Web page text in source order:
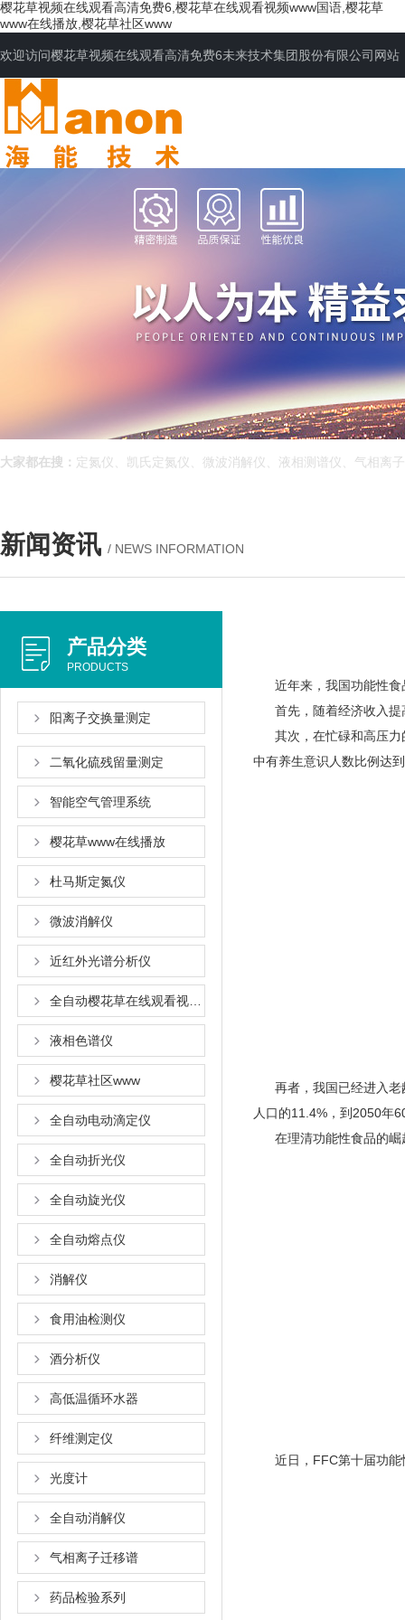
樱花草视频在线观看高清免费6,樱花草在线观看视频www国语,樱花草
www在线播放,樱花草社区www
欢迎访问樱花草视频在线观看高清免费6未来技术集团股份有限公司网站
网站首页
大家都在搜： 定氮仪、凯氏定氮仪、微波消解仪、液相测谱仪、气相
新闻资讯 / NEWS INFORMATION
产品分类
PRODUCTS
阳离子交换量测定
二氧化硫残留量测定
智能空气管理系统
樱花草www在线播放
杜马斯定氮仪
微波消解仪
近红外光谱分析仪
液相色谱仪
樱花草社区www
全自动电动滴定仪
全自动折光仪
全自动旋光仪
全自动熔点仪
消解仪
食用油检测仪
酒分析仪
高低温循环水器
纤维测定仪
光度计
全自动消解仪
气相离子迁移谱
药品检验系列
近年来，我国功能性食品
首先，随着经济收入
其次，在忙碌和高压
中有养生意识人数比例达到
再者，我国已经进入
人口的11.4%，到2050
在理清功能性食品的崛起
近日，FFC第十届功能